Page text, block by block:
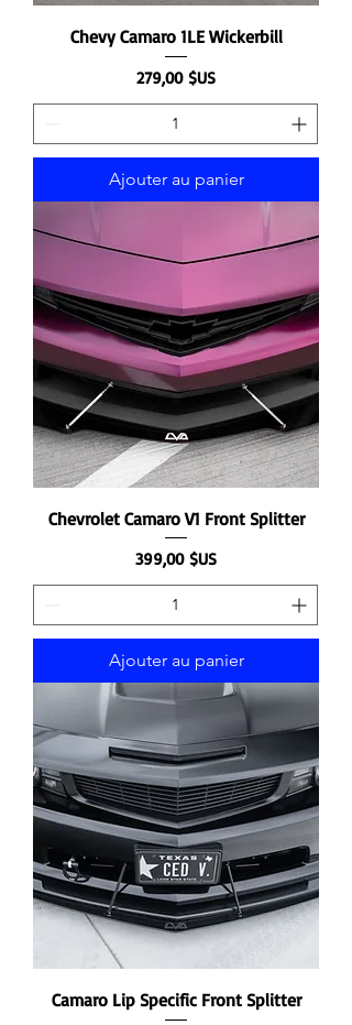
Chevy Camaro 1LE Wickerbill
Prix
279,00 $US
Ajouter au panier
Chevrolet Camaro V1 Front Splitter
Prix
399,00 $US
Ajouter au panier
Camaro Lip Specific Front Splitter